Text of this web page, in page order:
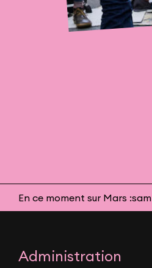
En ce moment sur Mars :sam
Administration